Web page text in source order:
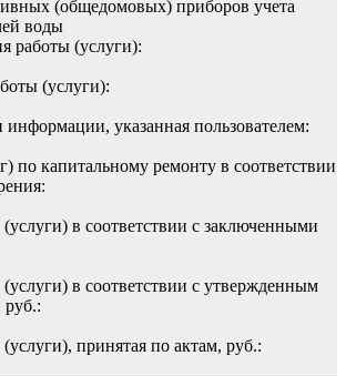
(общедомовых) приборов учета
воды
работы (услуги):
(услуги):
информации, указанная пользователем:
по капитальному ремонту в соответствии
в соответствии с заключенными
в соответствии с утвержденным
принятая по актам, руб.: